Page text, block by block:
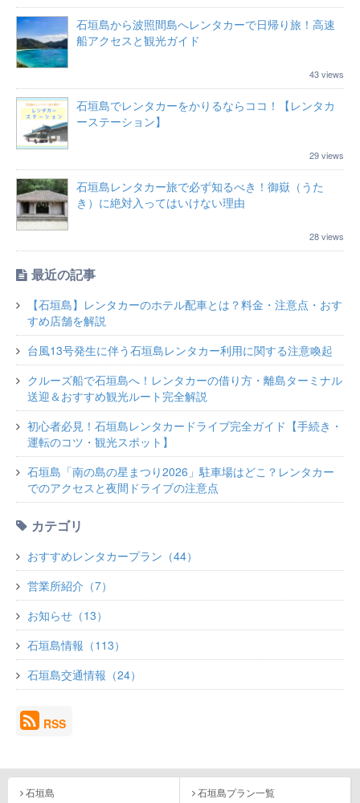
石垣島から波照間島へレンタカーで日帰り旅！高速
船アクセスと観光ガイド
43 views
石垣島でレンタカーをかりるならココ！【レンタカ
ーステーション】
29 views
石垣島レンタカー旅で必ず知るべき！御嶽（うた
き）に絶対入ってはいけない理由
28 views
最近の記事
【石垣島】レンタカーのホテル配車とは？料金・注意点・おす
すめ店舗を解説
台風13号発生に伴う石垣島レンタカー利用に関する注意喚起
クルーズ船で石垣島へ！レンタカーの借り方・離島ターミナル
送迎＆おすすめ観光ルート完全解説
初心者必見！石垣島レンタカードライブ完全ガイド【手続き・
運転のコツ・観光スポット】
石垣島「南の島の星まつり2026」駐車場はどこ？レンタカー
でのアクセスと夜間ドライブの注意点
カテゴリ
おすすめレンタカープラン（44）
営業所紹介（7）
お知らせ（13）
石垣島情報（113）
石垣島交通情報（24）
RSS
石垣島 石垣島プラン一覧